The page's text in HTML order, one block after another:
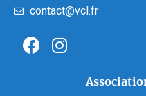
contact@vcl.fr